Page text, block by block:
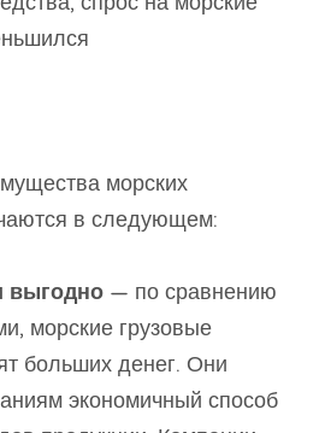
морских
в следующем:
выгодно — по сравнению
морские грузовые
больших денег. Они
экономичный способ